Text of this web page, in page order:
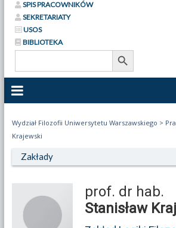
SPIS PRACOWNIKÓW
SEKRETARIATY
USOS
BIBLIOTEKA
Search
Search Button
Wydział Filozofii Uniwersytetu Warszawskiego >
Krajewski
Zakłady
prof. dr hab.
Stanisław